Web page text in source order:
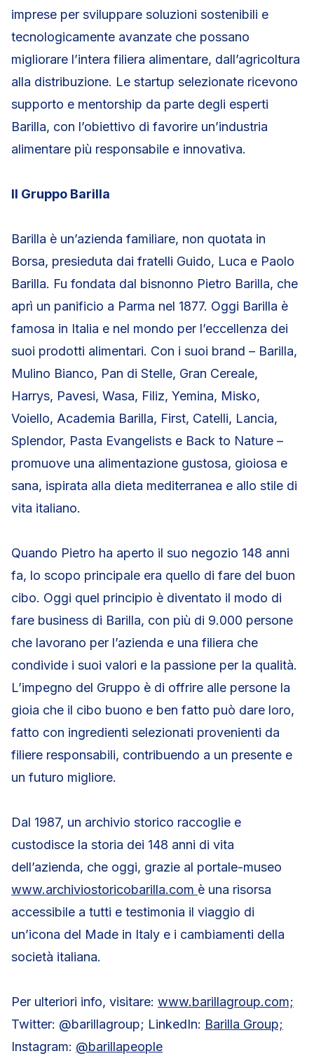
imprese per sviluppare soluzioni sostenibili e
tecnologicamente avanzate che possano
migliorare l’intera filiera alimentare, dall’agricoltura
alla distribuzione. Le startup selezionate ricevono
supporto e mentorship da parte degli esperti
Barilla, con l’obiettivo di favorire un’industria
alimentare più responsabile e innovativa.
Il Gruppo Barilla
Barilla è un’azienda familiare, non quotata in
Borsa, presieduta dai fratelli Guido, Luca e Paolo
Barilla. Fu fondata dal bisnonno Pietro Barilla, che
aprì un panificio a Parma nel 1877. Oggi Barilla è
famosa in Italia e nel mondo per l’eccellenza dei
suoi prodotti alimentari. Con i suoi brand – Barilla,
Mulino Bianco, Pan di Stelle, Gran Cereale,
Harrys, Pavesi, Wasa, Filiz, Yemina, Misko,
Voiello, Academia Barilla, First, Catelli, Lancia,
Splendor, Pasta Evangelists e Back to Nature –
promuove una alimentazione gustosa, gioiosa e
sana, ispirata alla dieta mediterranea e allo stile di
vita italiano.
Quando Pietro ha aperto il suo negozio 148 anni
fa, lo scopo principale era quello di fare del buon
cibo. Oggi quel principio è diventato il modo di
fare business di Barilla, con più di 9.000 persone
che lavorano per l’azienda e una filiera che
condivide i suoi valori e la passione per la qualità.
L’impegno del Gruppo è di offrire alle persone la
gioia che il cibo buono e ben fatto può dare loro,
fatto con ingredienti selezionati provenienti da
filiere responsabili, contribuendo a un presente e
un futuro migliore.
Dal 1987, un archivio storico raccoglie e
custodisce la storia dei 148 anni di vita
dell’azienda, che oggi, grazie al portale-museo
www.archiviostoricobarilla.com è una risorsa
accessibile a tutti e testimonia il viaggio di
un’icona del Made in Italy e i cambiamenti della
società italiana.
Per ulteriori info, visitare: www.barillagroup.com;
Twitter: @barillagroup; LinkedIn: Barilla Group;
Instagram: @barillapeople